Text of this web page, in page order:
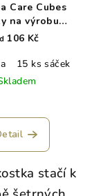
Care Cubes
na výrobu
ubrousků
106 Kč
15 ks sáček
stačí k